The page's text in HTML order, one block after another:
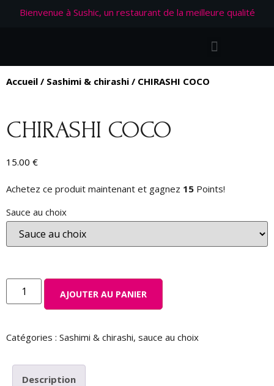
Bienvenue à Sushic, un restaurant de la meilleure qualité
Accueil / Sashimi & chirashi / CHIRASHI COCO
CHIRASHI COCO
15.00 €
Achetez ce produit maintenant et gagnez 15 Points!
Sauce au choix
AJOUTER AU PANIER
Catégories : Sashimi & chirashi, sauce au choix
Description